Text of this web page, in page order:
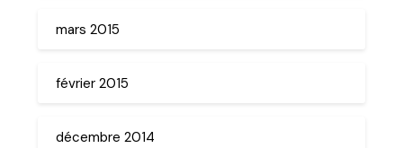
mars 2015
février 2015
décembre 2014